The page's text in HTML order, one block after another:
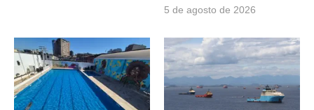
5 de agosto de 2026